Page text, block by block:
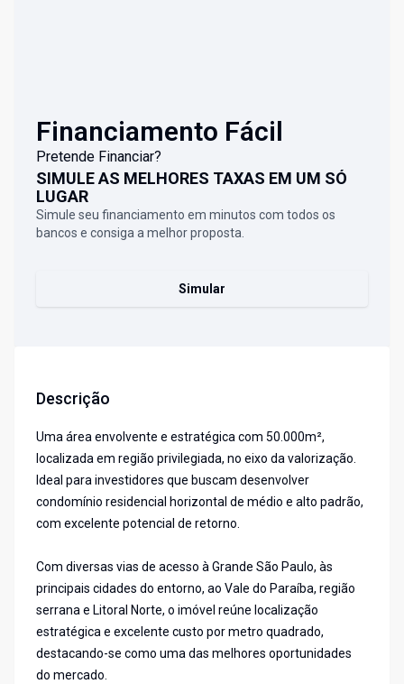
Financiamento Fácil
Pretende Financiar?
SIMULE AS MELHORES TAXAS EM UM SÓ
LUGAR
Simule seu financiamento em minutos com todos os
bancos e consiga a melhor proposta.
Simular
Descrição
Uma área envolvente e estratégica com 50.000m²,
localizada em região privilegiada, no eixo da valorização.
Ideal para investidores que buscam desenvolver
condomínio residencial horizontal de médio e alto padrão,
com excelente potencial de retorno.
Com diversas vias de acesso à Grande São Paulo, às
principais cidades do entorno, ao Vale do Paraíba, região
serrana e Litoral Norte, o imóvel reúne localização
estratégica e excelente custo por metro quadrado,
destacando-se como uma das melhores oportunidades
do mercado.